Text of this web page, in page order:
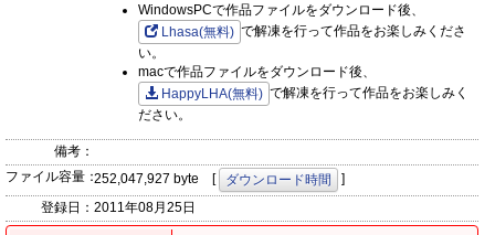
WindowsPCで作品ファイルをダウンロード後、
Lhasa(無料) で解凍を行って作品をお楽しみくださ
い。
macで作品ファイルをダウンロード後、
HappyLHA(無料) で解凍を行って作品をお楽しみく
ださい。
備考：
ファイル容量：252,047,927 byte [ ダウンロード時間
]
登録日： 2011年08月25日